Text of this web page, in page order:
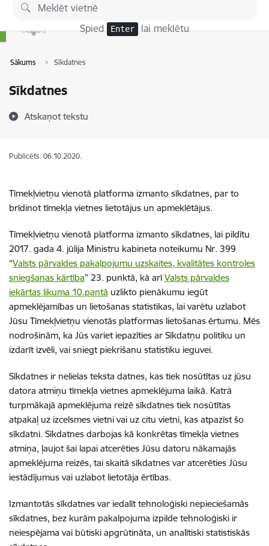
Pāriet uz lapas saturu
Spied Enter lai meklētu
Sākums Sīkdatnes
Sīkdatnes
Atskaņot tekstu
Publicēts: 06.10.2020.
Tīmekļvietņu vienotā platforma izmanto sīkdatnes, par to
brīdinot tīmekļa vietnes lietotājus un apmeklētājus.
Tīmekļvietņu vienotā platforma izmanto sīkdatnes, lai pildītu
2017. gada 4. jūlija Ministru kabineta noteikumu Nr. 399
“Valsts pārvaldes pakalpojumu uzskaites, kvalitātes kontroles
sniegšanas kārtība” 23. punktā, kā arīValsts pārvaldes
iekārtas likuma 10.pantā uzlikto pienākumu iegūt
apmeklējamības un lietošanas statistikas, lai varētu uzlabot
Jūsu Tīmekļvietņu vienotās platformas lietošanas ērtumu. Mēs
nodrošinām, ka Jūs variet iepazīties ar Sīkdatņu politiku un
izdarīt izvēli, vai sniegt piekrišanu statistiku ieguvei.
Sīkdatnes ir nelielas teksta datnes, kas tiek nosūtītas uz jūsu
datora atmiņu tīmekļa vietnes apmeklējuma laikā. Katrā
turpmākajā apmeklējuma reizē sīkdatnes tiek nosūtītas
atpakaļ uz izcelsmes vietni vai uz citu vietni, kas atpazīst šo
sīkdatni. Sīkdatnes darbojas kā konkrētas tīmekļa vietnes
atmiņa, ļaujot šai lapai atcerēties Jūsu datoru nākamajās
apmeklējuma reizēs, tai skaitā sīkdatnes var atcerēties Jūsu
iestādījumus vai uzlabot lietotāja ērtības.
Izmantotās sīkdatnes var iedalīt tehnoloģiski nepieciešamās
sīkdatnes, bez kurām pakalpojuma izpilde tehnoloģiski ir
neiespējama vai būtiski apgrūtināta, un analītiski statistiskās